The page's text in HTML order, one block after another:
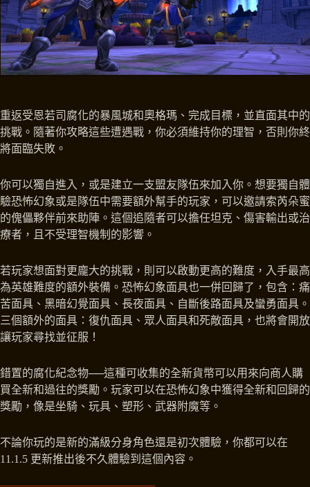
重返受恩若司腐化的暴風城和奧格瑪、完成目標，並直面其中的
挑戰。隨著你攻略這些遭遇戰，你必須維持你的理智，否則你終
將面臨失敗。
你可以獨自進入，或是建立一支盟友隊伍來加入你。想要獨自體
驗恐怖幻象或是隊伍中需要額外幫手的玩家，可以邀請索芮朵蜜
的傀儡夥伴前來助陣。這個追隨者可以擔任坦克、傷害輸出或治
療者，且不受理智機制的影響。
若玩家想面對更龐大的挑戰，則可以啟動更高的難度，入手最高
為英雄難度的額外裝備。恐怖幻象面具也一併回歸了，包含：痛
苦面具、黑暗幻覺面具、長夜面具、自斷後路面具及蠻勇面具。
三個額外的面具：復仇面具、眾人面具和死敵面具，也將會開放
讓玩家尋找並征服！
錯置的腐化紀念物──這種可收集的全新貨幣可以用來向商人購
買全新和過往的獎勵。玩家可以在恐怖幻象中獲得全新和回歸的
獎勵，像是坐騎、玩具、塑形、武器附魔等。
不論你玩的是新的滿級分身角色還是初次體驗，你都可以在
11.1.5 更新推出後不久體驗到這個內容。